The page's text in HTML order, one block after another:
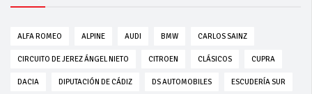
ALFA ROMEO ALPINE AUDI BMW CARLOS SAINZ
CIRCUITO DE JEREZ ÁNGEL NIETO CITROEN CLÁSICOS CUPRA
DACIA DIPUTACIÓN DE CÁDIZ DS AUTOMOBILES ESCUDERÍA SUR